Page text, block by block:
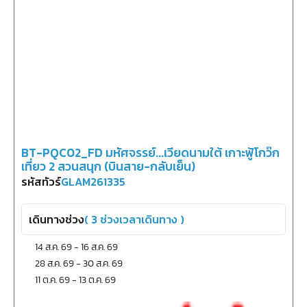
BT-PQC02_FD มหัศจรรย์...เวียดนามใต้ เกาะฟู้โกว๊ก
เที่ยว 2 สวนสนุก (บินสาย-กลับเย็น)
รหัสทัวร์GLAM261335
เดินทางช่วง( 3ช่วงเวลาเดินทาง )
14 ส.ค. 69-16 ส.ค. 69
28 ส.ค. 69-30 ส.ค. 69
11 ต.ค. 69-13 ต.ค. 69